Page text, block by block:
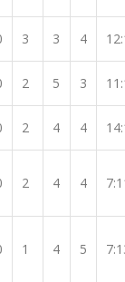
3 3 4
2 5 3
2 4 4
2 4 4
1 4 5